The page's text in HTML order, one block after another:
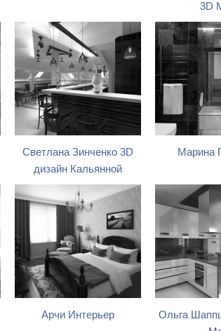
3D
Светлана Зинченко 3D
дизайн Кальянной
Марина
Арчи Интерьер
Ольга